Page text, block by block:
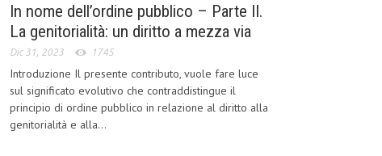
In nome dell’ordine pubblico – Parte II.
La genitorialità: un diritto a mezza via
Dic 31, 2023 1745
Introduzione Il presente contributo, vuole fare luce
sul significato evolutivo che contraddistingue il
principio di ordine pubblico in relazione al diritto alla
genitorialità e alla...